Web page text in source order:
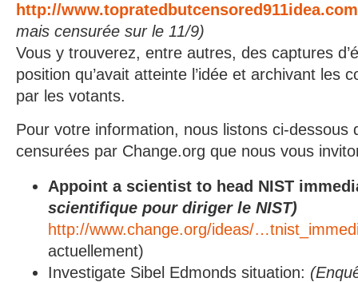
http://
mais censurée sur le 11/9)
Vous y trouverez, entre autres, des captures
position qu’avait atteinte l’idée et archivant les
par les votants.
Pour votre information, nous listons ci-dessous
censurées par Change.org que nous vous
Appoint a scientist to head NIST
scientifique pour diriger le NIST)
http://www.change.org/ideas/
actuellement)
Investigate Sibel Edmonds situation: